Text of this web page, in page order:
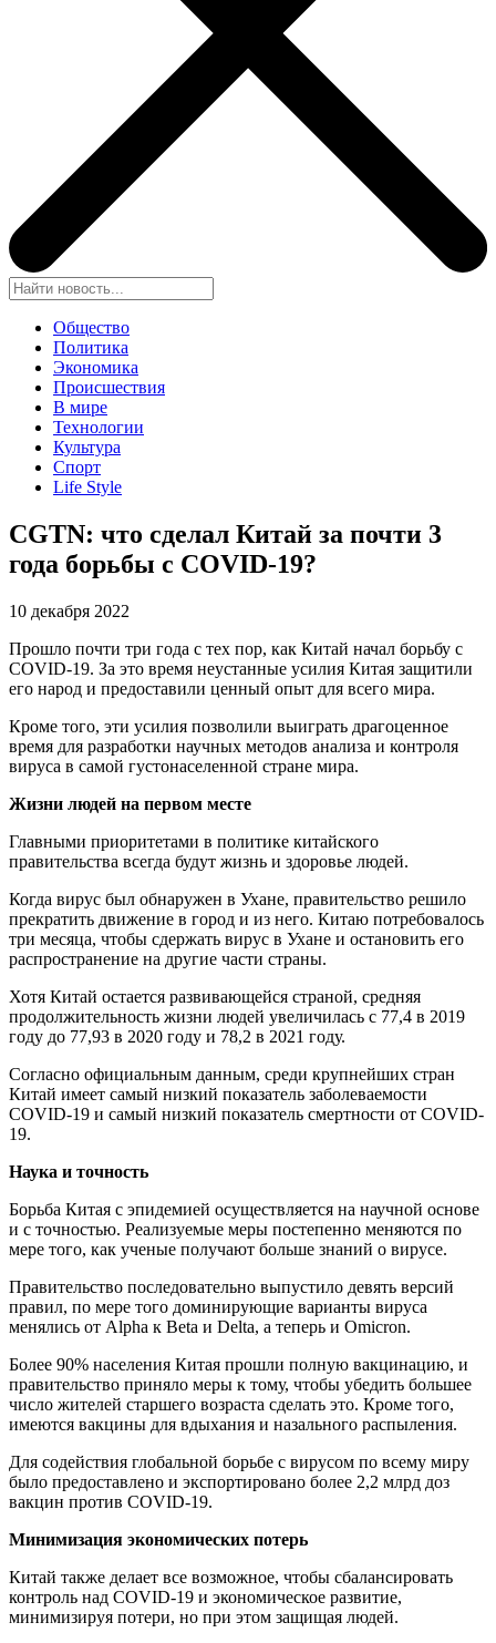
Общество
Политика
Экономика
Происшествия
В мире
Технологии
Культура
Спорт
Life Style
CGTN: что сделал Китай за почти 3
года борьбы с COVID-19?
10 декабря 2022
Прошло почти три года с тех пор, как Китай начал борьбу с
COVID-19. За это время неустанные усилия Китая защитили
его народ и предоставили ценный опыт для всего мира.
Кроме того, эти усилия позволили выиграть драгоценное
время для разработки научных методов анализа и контроля
вируса в самой густонаселенной стране мира.
Жизни людей на первом месте
Главными приоритетами в политике китайского
правительства всегда будут жизнь и здоровье людей.
Когда вирус был обнаружен в Ухане, правительство решило
прекратить движение в город и из него. Китаю потребовалось
три месяца, чтобы сдержать вирус в Ухане и остановить его
распространение на другие части страны.
Хотя Китай остается развивающейся страной, средняя
продолжительность жизни людей увеличилась с 77,4 в 2019
году до 77,93 в 2020 году и 78,2 в 2021 году.
Согласно официальным данным, среди крупнейших стран
Китай имеет самый низкий показатель заболеваемости
COVID-19 и самый низкий показатель смертности от COVID-
19.
Наука и точность
Борьба Китая с эпидемией осуществляется на научной основе
и с точностью. Реализуемые меры постепенно меняются по
мере того, как ученые получают больше знаний о вирусе.
Правительство последовательно выпустило девять версий
правил, по мере того доминирующие варианты вируса
менялись от Alpha к Beta и Delta, а теперь и Omicron.
Более 90% населения Китая прошли полную вакцинацию, и
правительство приняло меры к тому, чтобы убедить большее
число жителей старшего возраста сделать это. Кроме того,
имеются вакцины для вдыхания и назального распыления.
Для содействия глобальной борьбе с вирусом по всему миру
было предоставлено и экспортировано более 2,2 млрд доз
вакцин против COVID-19.
Минимизация экономических потерь
Китай также делает все возможное, чтобы сбалансировать
контроль над COVID-19 и экономическое развитие,
минимизируя потери, но при этом защищая людей.